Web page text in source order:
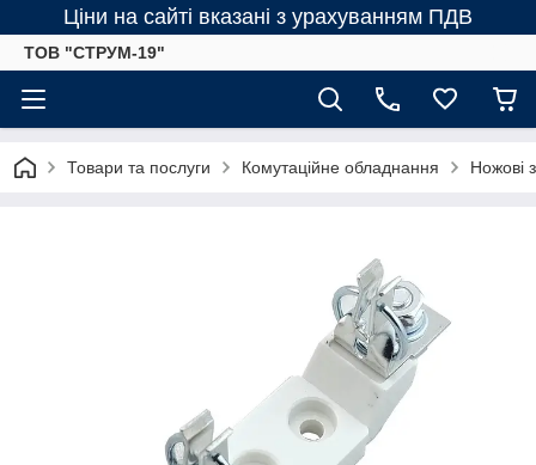
Ціни на сайті вказані з урахуванням ПДВ
ТОВ "СТРУМ-19"
Товари та послуги Комутаційне обладнання Ножові